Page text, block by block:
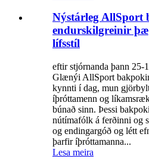
Nýstárleg AllSport
endurskilgreinir
lífsstíl
eftir stjórnanda þann 25-
Glænýi AllSport
kynnti í dag, mun
íþróttamenn og
búnað sinn. Þessi
nútímafólk á ferðinni og
og endingargóð og létt
þarfir íþróttamanna...
Lesa meira